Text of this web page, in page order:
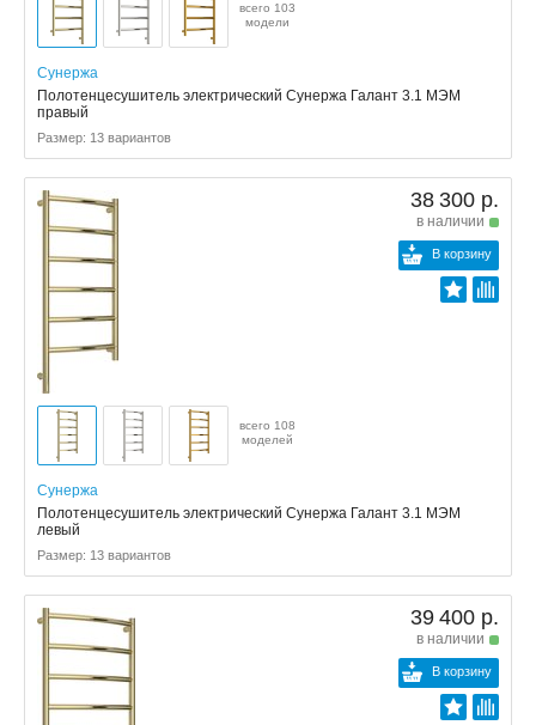
всего 103
модели
Сунержа
Полотенцесушитель электрический Сунержа Галант 3.1 МЭМ
правый
Размер: 13 вариантов
38 300 р.
в наличии
В корзину
всего 108
моделей
Сунержа
Полотенцесушитель электрический Сунержа Галант 3.1 МЭМ
левый
Размер: 13 вариантов
39 400 р.
в наличии
В корзину